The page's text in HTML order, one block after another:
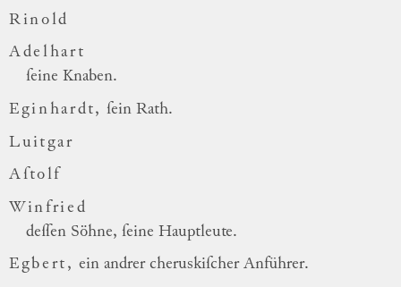
Rinold
Adelhart
ſeine Knaben.
Eginhardt, ſein Rath.
Luitgar
Aſtolf
Winfried
deſſen Söhne, ſeine Hauptleute.
Egbert, ein andrer cheruskiſcher Anführer.